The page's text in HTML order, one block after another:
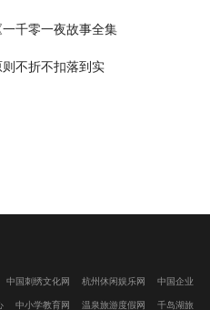
千零一夜故事全集
不折不扣落到实
中国刺绣文化网 杭州休闲娱乐网 中国企业
中小学教育网 温泉旅游度假网 千岛湖旅